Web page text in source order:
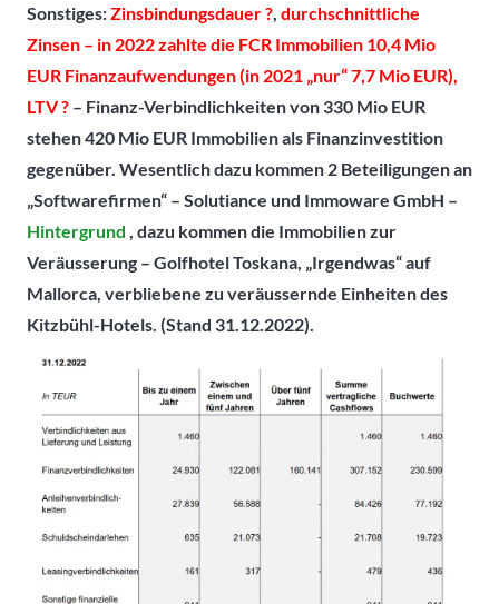
Sonstiges:Zinsbindungsdauer ? durchschnittliche
Zinsen – in 2022 zahlte die FCR Immobilien 10,4 Mio
EUR Finanzaufwendungen (in 2021 „nur“ 7,7 Mio EUR),
LTV ? – Finanz-Verbindlichkeiten von 330 Mio EUR
stehen 420 Mio EUR Immobilien als Finanzinvestition
gegenüber. Wesentlich dazu kommen 2 Beteiligungen an
„Softwarefirmen“ – Solutiance und Immoware GmbH –
Hintergrund , dazu kommen die Immobilien zur
Veräusserung – Golfhotel Toskana, „Irgendwas“ auf
Mallorca, verbliebene zu veräussernde Einheiten des
Kitzbühl-Hotels. (Stand 31.12.2022).